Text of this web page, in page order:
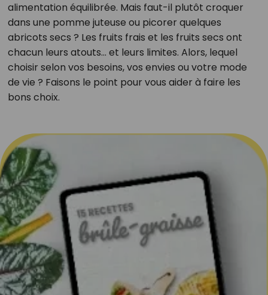
alimentation équilibrée. Mais faut-il plutôt croquer
dans une pomme juteuse ou picorer quelques
abricots secs ? Les fruits frais et les fruits secs ont
chacun leurs atouts… et leurs limites. Alors, lequel
choisir selon vos besoins, vos envies ou votre mode
de vie ? Faisons le point pour vous aider à faire les
bons choix.